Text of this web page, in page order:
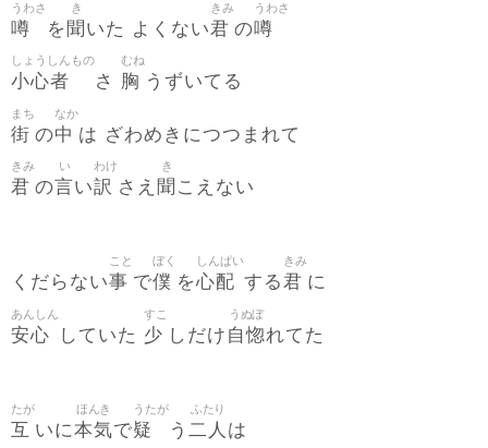
噂
うわさ
を 聞
き
いた よくない君
きみ
の噂
うわさ
小心者
しょうしんもの
さ 胸
むね
うずいてる
街
まち
の中
なか
は ざわめきにつつまれて
君
きみ
の言
い
い訳
わけ
さえ 聞
き
こえない
くだらない事
こと
で僕
ぼく
を心配
しんぱい
する君
きみ
に
安心
あんしん
していた 少
すこ
しだけ 自惚
うぬぼ
れてた
互
たが
いに本気
ほんき
で疑
うたが
う 二人
ふたり
は